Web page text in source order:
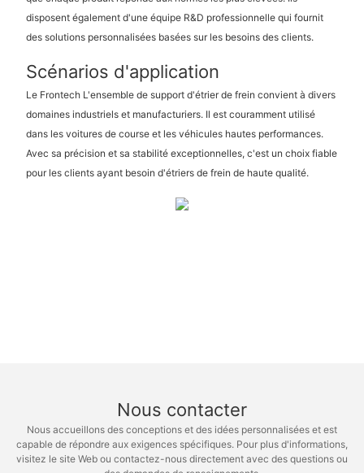
disposent également d'une équipe R&D professionnelle qui fournit
des solutions personnalisées basées sur les besoins des clients.
Scénarios d'application
Le Frontech L'ensemble de support d'étrier de frein convient à divers
domaines industriels et manufacturiers. Il est couramment utilisé
dans les voitures de course et les véhicules hautes performances.
Avec sa précision et sa stabilité exceptionnelles, c'est un choix fiable
pour les clients ayant besoin d'étriers de frein de haute qualité.
Nous contacter
Nous accueillons des conceptions et des idées personnalisées et est
capable de répondre aux exigences spécifiques. Pour plus d'informations,
visitez le site Web ou contactez-nous directement avec des questions ou